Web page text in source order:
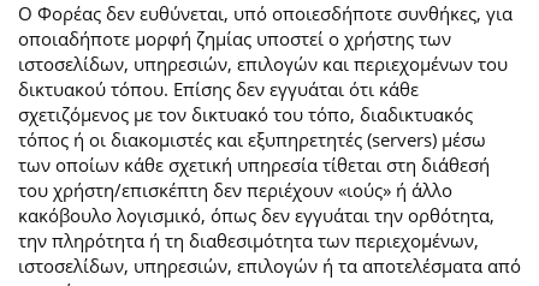
Ο Φορέας δεν ευθύνεται, υπό οποιεσδήποτε συνθήκες, για
οποιαδήποτε μορφή ζημίας υποστεί ο χρήστης των
ιστοσελίδων, υπηρεσιών, επιλογών και περιεχομένων του
δικτυακού τόπου. Επίσης δεν εγγυάται ότι κάθε
σχετιζόμενος με τον δικτυακό του τόπο, διαδικτυακός
τόπος ή οι διακομιστές και εξυπηρετητές (servers) μέσω
των οποίων κάθε σχετική υπηρεσία τίθεται στη διάθεσή
του χρήστη/επισκέπτη δεν περιέχουν «ιούς» ή άλλο
κακόβουλο λογισμικό, όπως δεν εγγυάται την ορθότητα,
την πληρότητα ή τη διαθεσιμότητα των περιεχομένων,
ιστοσελίδων, υπηρεσιών, επιλογών ή τα αποτελέσματα από